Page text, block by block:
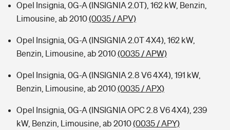
Opel Insignia, 0G-A (INSIGNIA 2.0T), 162 kW, Benzin,
Limousine, ab 2010(0035 / APV)
Opel Insignia, 0G-A (INSIGNIA 2.0T 4X4), 162 kW,
Benzin, Limousine, ab 2010(0035 / APW)
Opel Insignia, 0G-A (INSIGNIA 2.8 V6 4X4), 191 kW,
Benzin, Limousine, ab 2010(0035 / APX)
Opel Insignia, 0G-A (INSIGNIA OPC 2.8 V6 4X4), 239
kW, Benzin, Limousine, ab 2010(0035 / APY)